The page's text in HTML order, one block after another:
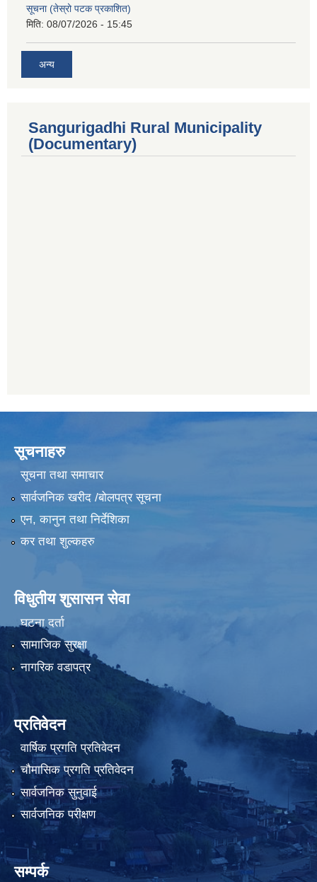
सूचना (तेस्रो पटक प्रकाशित)
मिति: 08/07/2026 - 15:45
अन्य
Sangurigadhi Rural Municipality
(Documentary)
सूचनाहरु
सूचना तथा समाचार
सार्वजनिक खरीद /बोलपत्र सूचना
एन, कानुन तथा निर्देशिका
कर तथा शुल्कहरु
विधुतीय शुसासन सेवा
घटना दर्ता
सामाजिक सुरक्षा
नागरिक वडापत्र
प्रतिवेदन
वार्षिक प्रगति प्रतिवेदन
चौमासिक प्रगति प्रतिवेदन
सार्वजनिक सुनुवाई
सार्वजनिक परीक्षण
सम्पर्क